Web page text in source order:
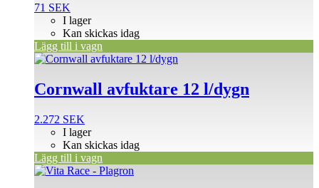
71 SEK
I lager
Kan skickas idag
Lägg till i vagn
Cornwall avfuktare 12 l/dygn
2.272 SEK
I lager
Kan skickas idag
Lägg till i vagn
Den